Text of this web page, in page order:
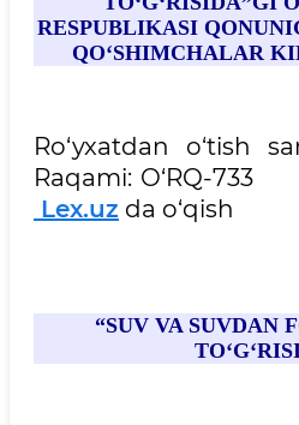
RESPUBLIKASI
QO‘SHIMCHALAR
Ro‘yxatdan o‘tish
Raqami:
Lex.uz da o‘qish
“SUV VA SUVDAN